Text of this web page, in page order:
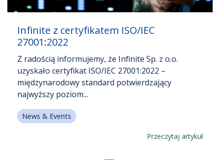
Infinite z certyfikatem ISO/IEC
27001:2022
Z radością informujemy, że Infinite Sp. z o.o.
uzyskało certyfikat ISO/IEC 27001:2022 –
międzynarodowy standard potwierdzający
najwyższy poziom...
News & Events
Przeczytaj artykuł